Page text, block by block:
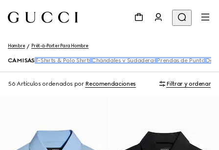
Hombre Prêt-à-Porter Para Hombre
CAMISAS T-Shirts & Polo Shirts Chándales y Sudaderas Prendas de Punto
56 Artículos ordenados por Recomendaciones Filtrar y ordenar